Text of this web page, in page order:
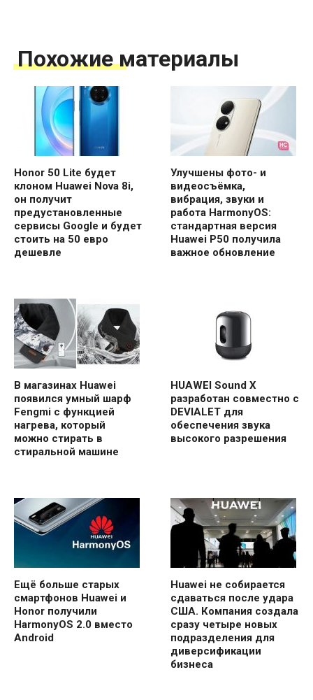
Похожие материалы
Honor 50 Lite будет
клоном Huawei Nova 8i,
он получит
предустановленные
сервисы Google и будет
стоить на 50 евро
дешевле
Улучшены фото- и
видеосъёмка,
вибрация, звуки и
работа HarmonyOS:
стандартная версия
Huawei P50 получила
важное обновление
В магазинах Huawei
появился умный шарф
Fengmi с функцией
нагрева, который
можно стирать в
стиральной машине
HUAWEI Sound X
разработан совместно с
DEVIALET для
обеспечения звука
высокого разрешения
Ещё больше старых
смартфонов Huawei и
Honor получили
HarmonyOS 2.0 вместо
Android
Huawei не собирается
сдаваться после удара
США. Компания создала
сразу четыре новых
подразделения для
диверсификации
бизнеса